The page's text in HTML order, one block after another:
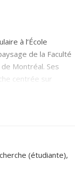
à l’École
de la Faculté
Montréal. Ses
centrée sur
de
naturels et
2007 à l’Université
à de
(étudiante),